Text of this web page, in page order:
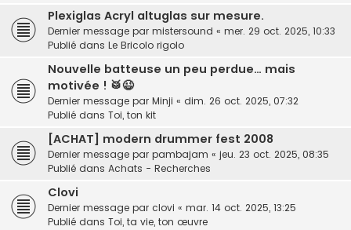
Plexiglas Acryl altuglas sur mesure.
Dernier message par mistersound « mer. 29 oct. 2025, 10:33
Publié dans Le Bricolo rigolo
Nouvelle batteuse un peu perdue… mais
motivée ! 🥁😉
Dernier message par Minji « dim. 26 oct. 2025, 07:32
Publié dans Toi, ton kit
[ACHAT] modern drummer fest 2008
Dernier message par pambajam « jeu. 23 oct. 2025, 08:35
Publié dans Achats - Recherches
Clovi
Dernier message par clovi « mar. 14 oct. 2025, 13:25
Publié dans Toi, ta vie, ton œuvre